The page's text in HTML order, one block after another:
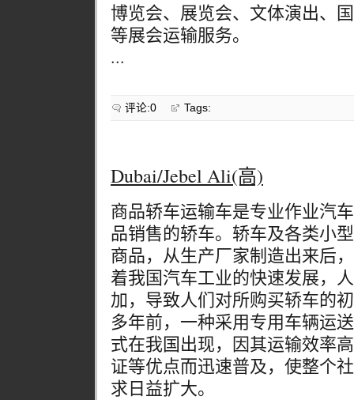
博览会、展览会、文体演出、
等展会运输服务。
...
评论:0 Tags:
Dubai/Jebel Ali(高)
商品轿车运输车是专业作业汽
品销售的轿车。轿车及各类小
商品，从生产厂家制造出来后
着我国汽车工业的快速发展，
加，导致人们对所购买轿车的
多年前，一种采用专用车辆运
式在我国出现，因其运输效率
证等优点而迅速普及，使整个
求日益扩大。